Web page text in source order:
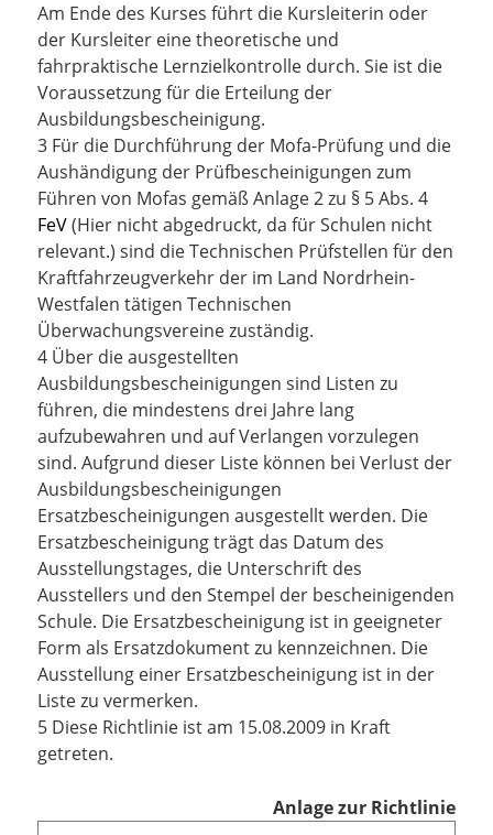
Am Ende des Kurses führt die Kursleiterin oder
der Kursleiter eine theoretische und
fahrpraktische Lernzielkontrolle durch. Sie ist die
Voraussetzung für die Erteilung der
Ausbildungsbescheinigung.
3 Für die Durchführung der Mofa-Prüfung und die
Aushändigung der Prüfbescheinigungen zum
Führen von Mofas gemäß Anlage 2 zu § 5 Abs. 4
FeV(Hier nicht abgedruckt, da für Schulen nicht
relevant.) sind die Technischen Prüfstellen für den
Kraftfahrzeugverkehr der im Land Nordrhein-
Westfalen tätigen Technischen
Überwachungsvereine zuständig.
4 Über die ausgestellten
Ausbildungsbescheinigungen sind Listen zu
führen, die mindestens drei Jahre lang
aufzubewahren und auf Verlangen vorzulegen
sind. Aufgrund dieser Liste können bei Verlust der
Ausbildungsbescheinigungen
Ersatzbescheinigungen ausgestellt werden. Die
Ersatzbescheinigung trägt das Datum des
Ausstellungstages, die Unterschrift des
Ausstellers und den Stempel der bescheinigenden
Schule. Die Ersatzbescheinigung ist in geeigneter
Form als Ersatzdokument zu kennzeichnen. Die
Ausstellung einer Ersatzbescheinigung ist in der
Liste zu vermerken.
5 Diese Richtlinie ist am 15.08.2009 in Kraft
getreten.
Anlage zur Richtlinie